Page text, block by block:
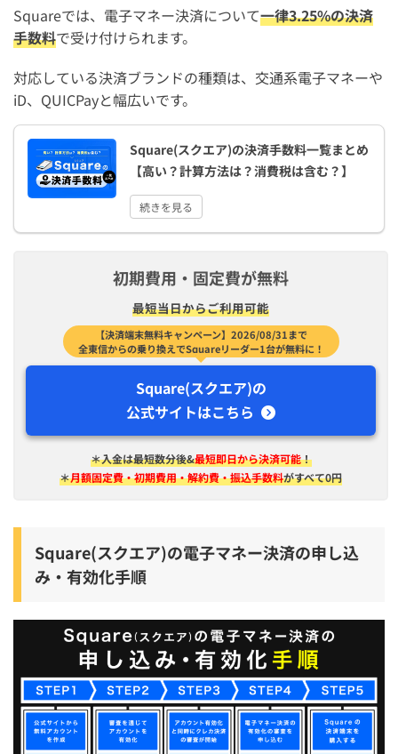
は？
Square(スクエア)の電子マネー決済の手数料は高い？他サ
まとめ：Square(スクエア)の対応電子マネーまとめ【有
効化・使い方・設定方法も解説】
Squareでは、電子マネー決済について一律3.25%の決済
手数料で受け付けられます。
対応している決済ブランドの種類は、交通系電子マネーや
iD、QUICPayと幅広いです。
Square(スクエア)の決済手数料一覧まとめ
【高い？計算方法は？消費税は含む？】
続きを見る
初期費用・固定費が無料
最短​当日から​ご利用可能
【決済端末無料キャンペーン】2026/08/31まで
全東信からの乗り換えでSquareリーダー1台が無料に！
Square(スクエア)の
公式サイトはこちら
＊入金は​最短​数分後&最短即日から決済可能！
＊月額固定費・初期費用・解約費・振込手数料がすべて0円
Square(スクエア)の電子マネー決済の申し込
み・有効化手順